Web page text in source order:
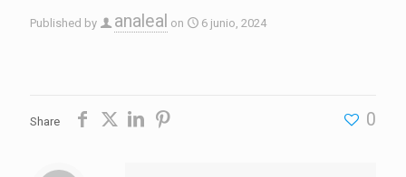
Published by analeal on 6 junio, 2024
Share 0